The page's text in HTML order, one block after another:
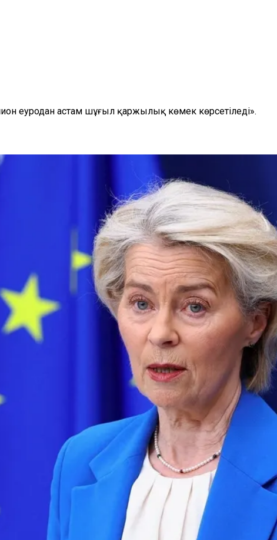
еуродан астам шұғыл қаржылық көмек көрсетіледі».